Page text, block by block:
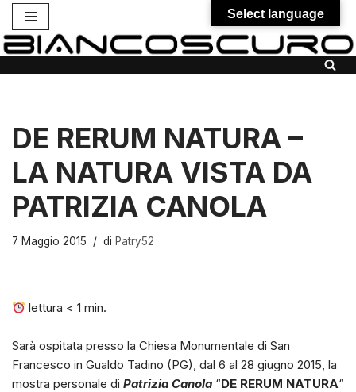
Vai
DE RERUM NATURA –
LA NATURA VISTA DA
PATRIZIA CANOLA
7 Maggio 2015 di Patry52
lettura < 1 min.
Sarà ospitata presso la Chiesa Monumentale di San
Francesco in Gualdo Tadino (PG), dal 6 al 28 giugno 2015, la
mostra personale di Patrizia Canola“DE RERUM NATURA“
Select language